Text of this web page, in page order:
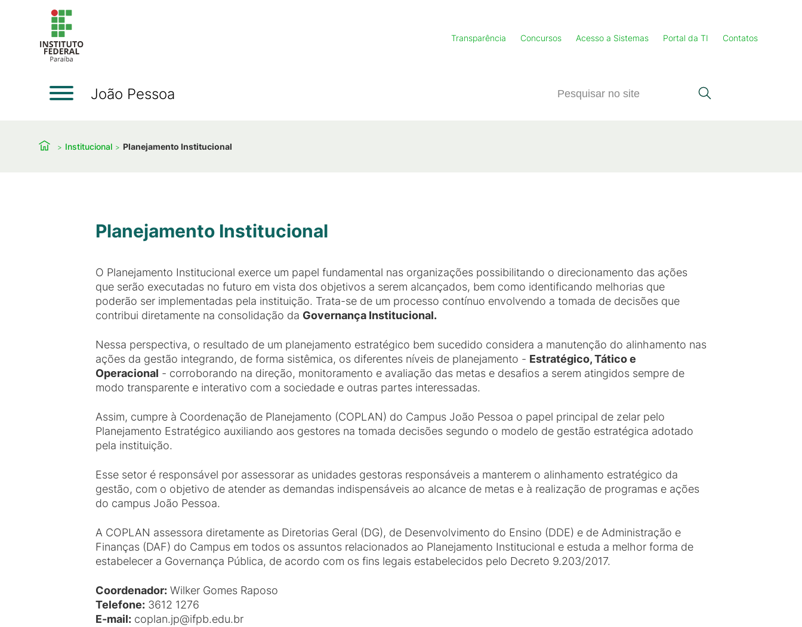
Transparência Concursos Acesso a Sistemas Portal da TI Contatos
João Pessoa
Institucional Planejamento Institucional
Planejamento Institucional
O Planejamento Institucional exerce um papel fundamental nas organizações possibilitando o direcionamento das ações
que serão executadas no futuro em vista dos objetivos a serem alcançados, bem como identificando melhorias que
poderão ser implementadas pela instituição. Trata-se de um processo contínuo envolvendo a tomada de decisões que
contribui diretamente na consolidação da Governança Institucional.
Nessa perspectiva, o resultado de um planejamento estratégico bem sucedido considera a manutenção do alinhamento nas
ações da gestão integrando, de forma sistêmica, os diferentes níveis de planejamento - Estratégico, Tático e
Operacional - corroborando na direção, monitoramento e avaliação das metas e desafios a serem atingidos sempre de
modo transparente e interativo com a sociedade e outras partes interessadas.
Assim, cumpre à Coordenação de Planejamento (COPLAN) do Campus João Pessoa o papel principal de zelar pelo
Planejamento Estratégico auxiliando aos gestores na tomada decisões segundo o modelo de gestão estratégica adotado
pela instituição.
Esse setor é responsável por assessorar as unidades gestoras responsáveis a manterem o alinhamento estratégico da
gestão, com o objetivo de atender as demandas indispensáveis ao alcance de metas e à realização de programas e ações
do campus João Pessoa.
A COPLAN assessora diretamente as Diretorias Geral (DG), de Desenvolvimento do Ensino (DDE) e de Administração e
Finanças (DAF) do Campus em todos os assuntos relacionados ao Planejamento Institucional e estuda a melhor forma de
estabelecer a Governança Pública, de acordo com os fins legais estabelecidos pelo Decreto 9.203/2017.
Coordenador: Wilker Gomes Raposo
Telefone: 3612 1276
E-mail: coplan.jp@ifpb.edu.br